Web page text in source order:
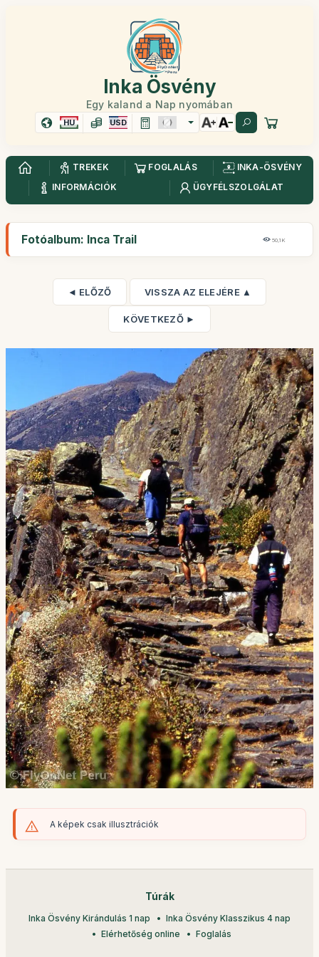
Inka Ösvény
Egy kaland a Nap nyomában
HU USD
TREKEK FOGLALÁS
INKA-ÖSVÉNY
INFORMÁCIÓK
ÜGYFÉLSZOLGÁLAT
Fotóalbum: Inca Trail 50,1K
◄ ELŐZŐ VISSZA AZ ELEJÉRE ▲
KÖVETKEZŐ ►
A képek csak illusztrációk
Túrák
Inka Ösvény Kirándulás 1 nap
Inka Ösvény Klasszikus 4 nap
Elérhetőség online
Foglalás